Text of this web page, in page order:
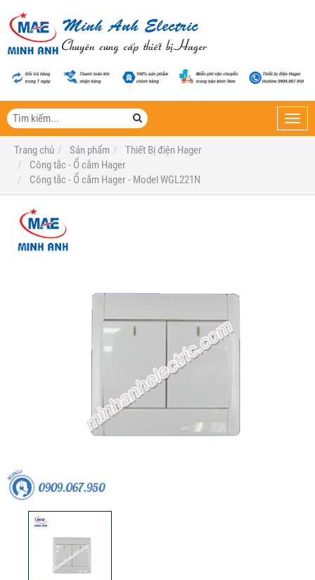
Trang chủ
Sản phẩm
Thiết Bị điện Hager
Công tắc - Ổ cắm Hager
Công tắc - Ổ cắm Hager - Model WGL221N